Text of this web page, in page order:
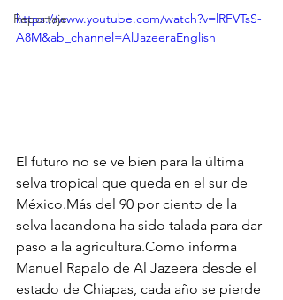
Reportaje
https://www.youtube.com/watch?v=lRFVTsS-
A8M&ab_channel=AlJazeeraEnglish
El futuro no se ve bien para la última
selva tropical que queda en el sur de
México.Más del 90 por ciento de la
selva lacandona ha sido talada para dar
paso a la agricultura.Como informa
Manuel Rapalo de Al Jazeera desde el
estado de Chiapas, cada año se pierde